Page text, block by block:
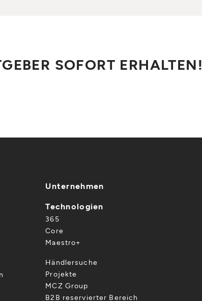
SOFORT
Unternehmen
Technologien
365
Core
Maestro+
Händlersuche
Projekte
MCZ Group
B2B reservierter Bereich